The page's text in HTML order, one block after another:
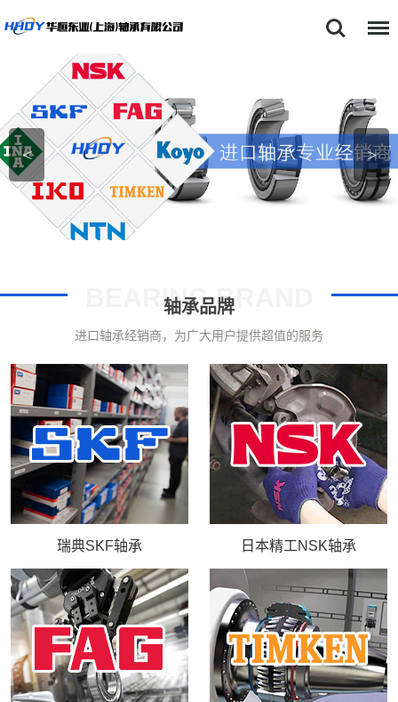
>
<
轴承品牌
BEARING BRAND
进口轴承经销商，为广大用户提供超值的服务
瑞典SKF轴承 日本精工NSK轴承
NSK轴承
FAG轴承
TIMKEN轴承
新闻动态
型号查询
库存实力
联系我们